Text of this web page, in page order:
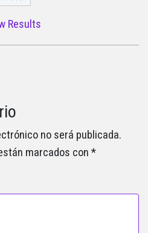
Results
no será publicada.
marcados con *